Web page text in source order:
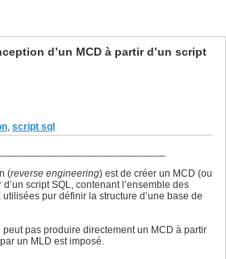
d’un MCD à partir d’un script
, script sql
(reverse engineering) est de créer un MCD (ou
script SQL, contenant l’ensemble des
pur définir la structure d’une base de
peut pas produire directement un MCD à partir
un MLD est imposé.